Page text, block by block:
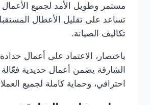
مستمر وطويل الأمد لجميع الأعمال
تساعد على تقليل الأعطال
تكاليف الصيانة.
باختصار، الاعتماد على أعمال
الشارقة يضمن أعمال حديدية فعّالة
احترافي، وحماية كاملة لجميع